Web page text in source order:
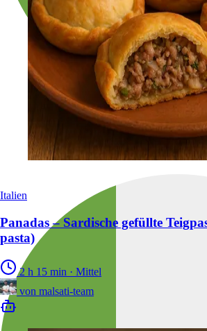
Italien
Panadas – Sardische gefüllte
pasta)
2 h 15 min · Mittel
von malsati-team